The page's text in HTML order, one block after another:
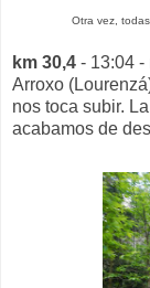
Otra vez,
km 30,4 - 13:04 -
Arroxo
nos toca subir.
acabamos de